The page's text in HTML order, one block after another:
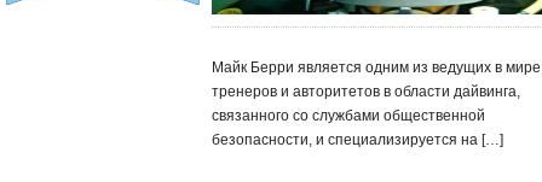
Майк Берри является одним из ведущих в мире
тренеров и авторитетов в области дайвинга,
связанного со службами общественной
безопасности, и специализируется на […]